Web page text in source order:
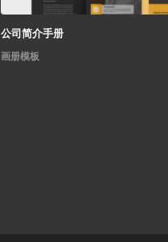
公司简介手册
画册模板